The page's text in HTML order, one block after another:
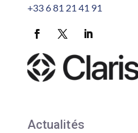
+33 6 81 21 41 91
Actualités